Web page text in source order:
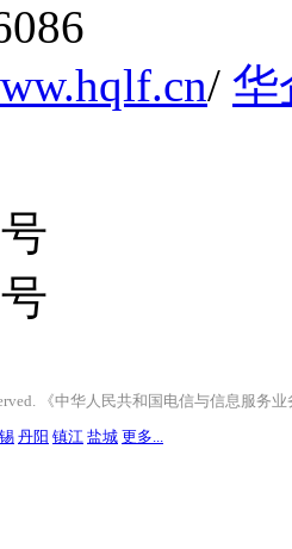
/ 华
《中华人民共和国电信与信息服务
丹阳 镇江 盐城 更多...